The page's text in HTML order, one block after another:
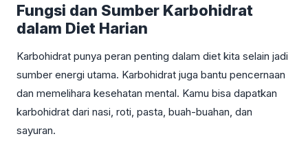
Fungsi dan Sumber Karbohidrat
dalam Diet Harian
Karbohidrat punya peran penting dalam diet kita selain jadi
sumber energi utama. Karbohidrat juga bantu pencernaan
dan memelihara kesehatan mental. Kamu bisa dapatkan
karbohidrat dari nasi, roti, pasta, buah-buahan, dan
sayuran.